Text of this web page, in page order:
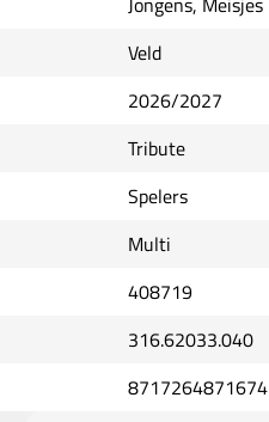
Veld
2026/2027
Tribute
Spelers
Multi
408719
316.62033.040
8717264871674